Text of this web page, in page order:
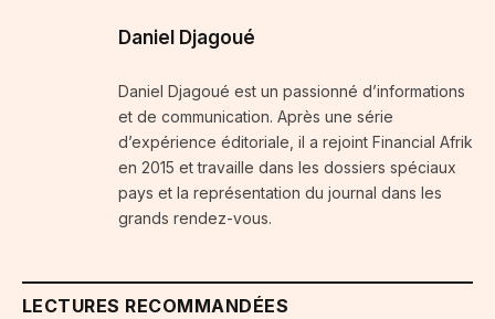
Daniel Djagoué
Daniel Djagoué est un passionné d’informations
et de communication. Après une série
d’expérience éditoriale, il a rejoint Financial Afrik
en 2015 et travaille dans les dossiers spéciaux
pays et la représentation du journal dans les
grands rendez-vous.
LECTURES RECOMMANDÉES